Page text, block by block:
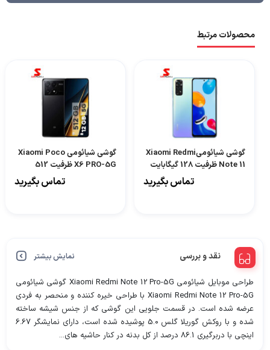
محصولات مرتبط
گوشی شیائومیXiaomi Redmi
Note 11 ظرفیت 128 گیگابایت
تماس بگیرید
گوشی شیائومی Xiaomi Poco
X6 PRO-5G ظرفیت 512
تماس بگیرید
نقد و بررسی نمایش بیشتر
طراحی موبایل شیائومی Xiaomi Redmi Note 12 Pro-5G گوشی شیائومی
Xiaomi Redmi Note 12 Pro-5G با طراحی خیره کننده و منحصر به فردی
عرضه شده است. در قسمت جلویی این گوشی که از جنس شیشه ساخته
شده و با روکش گوریلا گلس 5.0 پوشیده شده است، دارای نمایشگر 6.67
اینچی با دربرگیری 86.1 درصد از کل بدنه در کنار حاشیه های...